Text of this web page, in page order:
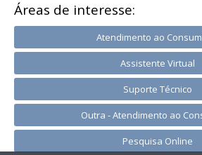
Áreas de interesse:
Atendimento ao
Assistente Virtual
Suporte Técnico
Outra - Atendimento ao
Pesquisa Online